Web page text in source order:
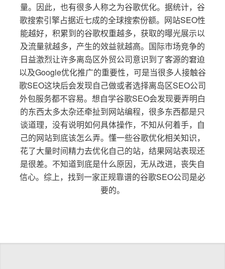
量。因此，也有很多人称之为谷歌优化。据统计，谷
歌搜索引擎占据近七成的全球搜索份额。网站SEO性
能越好，积累到的谷歌权重越多，获取的曝光展示以
及流量就越多，产生的效益就越高。国际市场竞争的
日益激烈让许多离岛区外贸公司意识到了客源的窘迫
以及Google优化推广的重要性，可是当很多人接触谷
歌SEO这块后会发现自己做或者选择离岛区SEO公司
外包服务都不容易。想自学谷歌SEO会发现要弄明白
的东西太多太杂还牵扯到网站编程，很多东西都是只
谈道理，没有说明如何具体操作，不知从何着手，自
己的网站到底该怎么弄。懂一些谷歌优化相关知识，
花了大量时间精力去优化自己的站，结果网站表现还
是很差。不知道到底是什么原因，无从改进，丧失自
信心。综上，找到一家正规靠谱的谷歌SEO公司是必
要的。